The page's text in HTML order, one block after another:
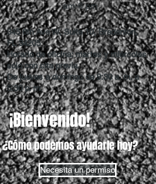
am-6 pm
345 6th Ave W, Suite 10, Bradenton,
FL 34205
Horario de oficina: martes y miércoles
solo con cita previa.
De jueves a domingo de 9:30 a. m. a
5:30 p. m.
¡Bienvenido!
¿Cómo podemos ayudarle hoy?
Necesita un permiso